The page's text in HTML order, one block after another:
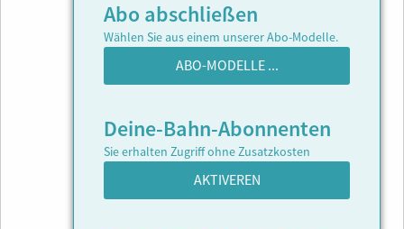
Abo abschließen
Wählen Sie aus einem unserer Abo-Modelle.
ABO-MODELLE ...
Deine-Bahn-Abonnenten
Sie erhalten Zugriff ohne Zusatzkosten
AKTIVEREN